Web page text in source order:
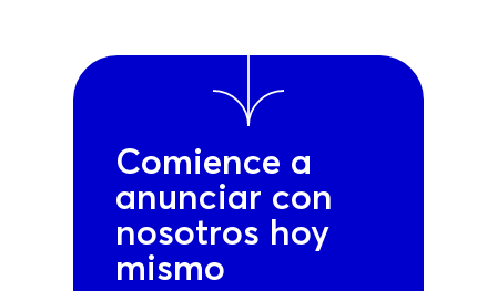
Comience a
anunciar con
nosotros hoy
mismo